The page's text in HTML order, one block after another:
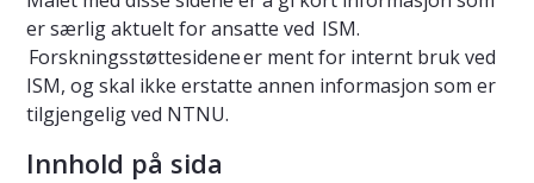
er særlig aktuelt for ansatte ved ISM.
Forskningsstøttesidene er ment for internt bruk ved
ISM, og skal ikke erstatte annen informasjon som er
tilgjengelig ved NTNU.
Innhold på sida